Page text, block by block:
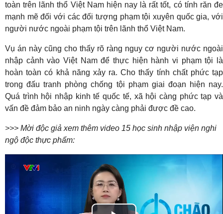
toàn trên lãnh thổ Việt Nam hiện nay là rất tốt, có tính răn đe
mạnh mẽ đối với các đối tượng phạm tội xuyên quốc gia, với
người nước ngoài phạm tội trên lãnh thổ Việt Nam.
Vụ án này cũng cho thấy rõ ràng nguy cơ người nước ngoài
nhập cảnh vào Việt Nam để thực hiện hành vi phạm tội là
hoàn toàn có khả năng xảy ra. Cho thấy tính chất phức tạp
trong đấu tranh phòng chống tội phạm giai đoạn hiện nay.
Quá trình hội nhập kinh tế quốc tế, xã hội càng phức tạp và
vấn đề đảm bảo an ninh ngày càng phải được đề cao.
>>> Mời độc giả xem thêm video 15 học sinh nhập viện nghi
ngộ độc thực phẩm: